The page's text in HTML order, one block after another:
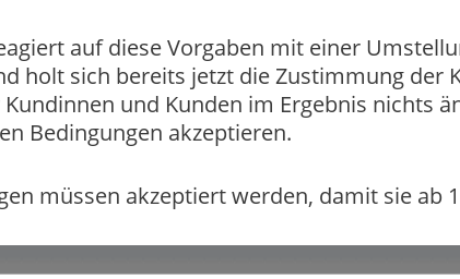
auf diese Vorgaben mit einer
holt sich bereits jetzt die Zustimmung der
und Kunden im Ergebnis nichts
Bedingungen akzeptieren.
müssen akzeptiert werden, damit sie ab